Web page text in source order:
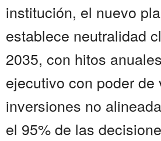
institución, el nuevo
establece neutralidad
2035, con hitos
ejecutivo con poder de
inversiones no
el 95% de las